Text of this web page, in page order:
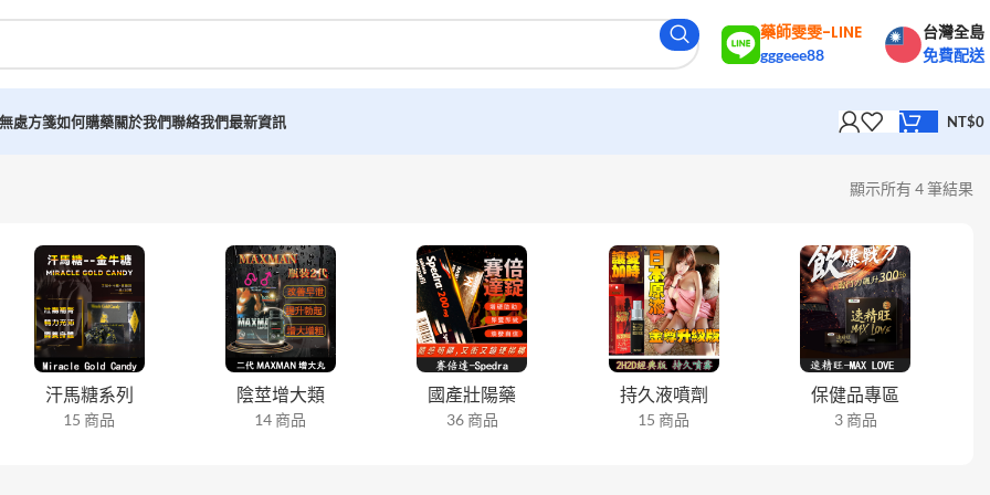
藥師雯雯-LINE
gggeee88
台灣全島
免費配送
無處方箋如何購藥關於我們聯絡我們最新資訊 NT$0
顯示所有 4 筆結果
汗馬糖系列
15 商品
陰莖增大類
14 商品
國產壯陽藥
36 商品
持久液噴劑
15 商品
保健品專區
3 商品